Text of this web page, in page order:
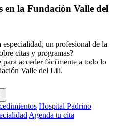
en la Fundación Valle del
un profesional de la
citas y programas?
acceder fácilmente a todo lo
Valle del Lili.
Hospital Padrino
Agenda tu cita